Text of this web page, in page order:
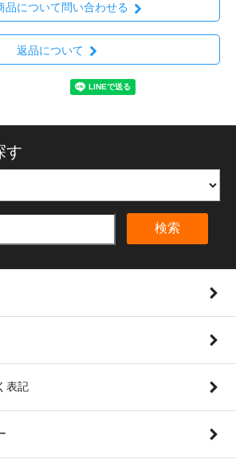
品について問い合わせる
返品について
す
検索
表記